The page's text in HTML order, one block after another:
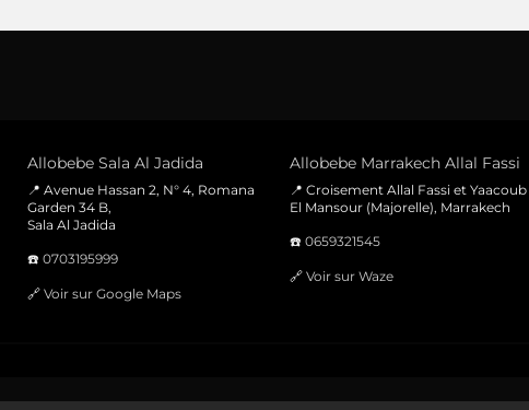
actuel
Allobebe Sala Al Jadida
📍 Avenue Hassan 2, N° 4, Romana
Garden 34 B,
Sala Al Jadida
☎️ 0703195999
🔗 Voir sur Google Maps
Allobebe Marrakech Allal Fassi
📍 Croisement Allal Fassi et Yaacoub
El Mansour (Majorelle), Marrakech
☎️ 0659321545
🔗 Voir sur Waze